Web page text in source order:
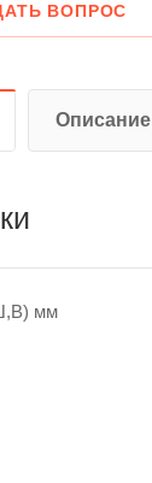
ВОПРОС
Описание
мм